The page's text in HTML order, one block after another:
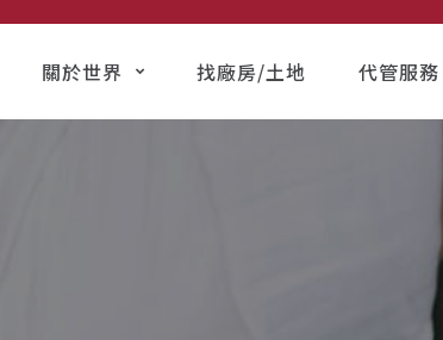
關於世界 找廠房/土地 代管服務